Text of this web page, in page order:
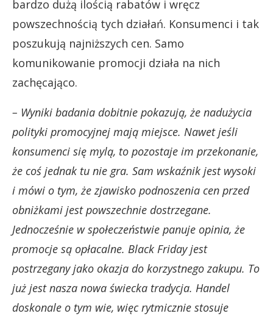
bardzo dużą ilością rabatów i wręcz
powszechnością tych działań. Konsumenci i tak
poszukują najniższych cen. Samo
komunikowanie promocji działa na nich
zachęcająco.
– Wyniki badania dobitnie pokazują, że nadużycia
polityki promocyjnej mają miejsce. Nawet jeśli
konsumenci się mylą, to pozostaje im przekonanie,
że coś jednak tu nie gra. Sam wskaźnik jest wysoki
i mówi o tym, że zjawisko podnoszenia cen przed
obniżkami jest powszechnie dostrzegane.
Jednocześnie w społeczeństwie panuje opinia, że
promocje są opłacalne. Black Friday jest
postrzegany jako okazja do korzystnego zakupu. To
już jest nasza nowa świecka tradycja. Handel
doskonale o tym wie, więc rytmicznie stosuje